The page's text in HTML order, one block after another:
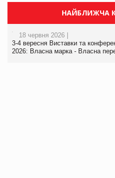
НАЙБЛИЖЧА
18 червня 2026 |
3-4 вересня Виставки та
2026: Власна марка - Власна